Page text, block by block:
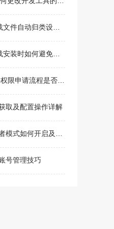
自动归类设置教程
如何避免流量超限
申请流程是否透明
取及配置操作详解
如何开启及安装教程
号管理技巧